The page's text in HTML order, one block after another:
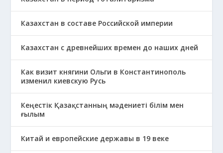
Казахстан в составе Российской империи
Казахстан с древнейших времен до наших дней
Как визит княгини Ольги в Константинополь
изменил киевскую Русь
Кеңестік Қазақстанның мәдениеті білім мен
ғылым
Китай и европейские державы в 19 веке